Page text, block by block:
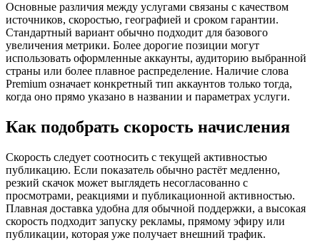
Основные различия между услугами связаны с качеством
источников, скоростью, географией и сроком гарантии.
Стандартный вариант обычно подходит для базового
увеличения метрики. Более дорогие позиции могут
использовать оформленные аккаунты, аудиторию выбранной
страны или более плавное распределение. Наличие слова
Premium означает конкретный тип аккаунтов только тогда,
когда оно прямо указано в названии и параметрах услуги.
Как подобрать скорость начисления
Скорость следует соотносить с текущей активностью
публикацию. Если показатель обычно растёт медленно,
резкий скачок может выглядеть несогласованно с
просмотрами, реакциями и публикационной активностью.
Плавная доставка удобна для обычной поддержки, а высокая
скорость подходит запуску рекламы, прямому эфиру или
публикации, которая уже получает внешний трафик.